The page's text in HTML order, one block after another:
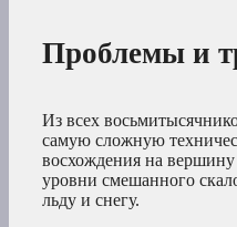
Проблемы и
Из всех
самую сложную
восхождения на
уровни смешанного
льду и снегу.